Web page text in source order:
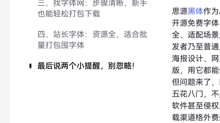
三、找字体网：步骤清晰，新手
也能轻松打包下载
四、站长字体：资源全，适合批
量打包囤字体
最后说两个小提醒，别忽略！
思源黑体作
开源免费字
全、适配场
发者乃至普
海报设计、
版，用它都
但问题来了
五花八门，
软件甚至侵
载渠道格外